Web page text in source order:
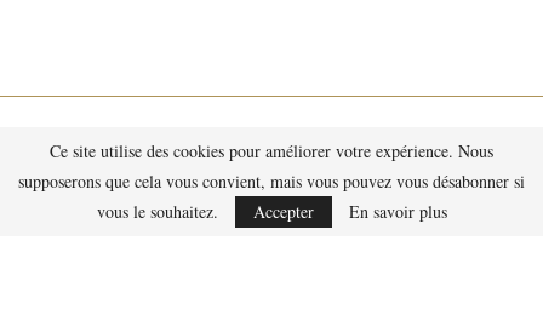
Ce site utilise des cookies pour améliorer votre expérience. Nous
supposerons que cela vous convient, mais vous pouvez vous désabonner si
vous le souhaitez.
Accepter En savoir plus